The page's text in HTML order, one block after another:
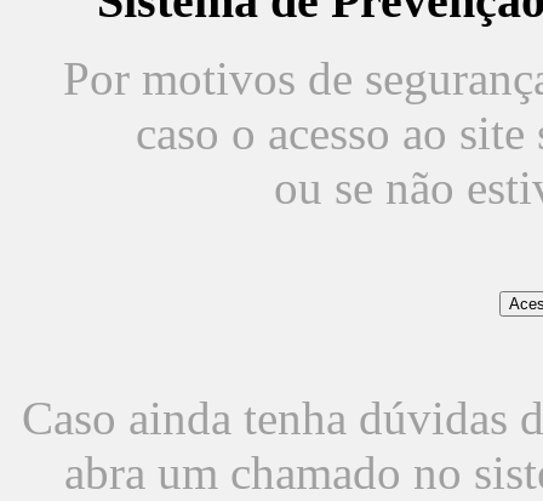
Por motivos de
caso o acesso ao
ou se não
Caso ainda tenha dúvidas
abra um chamado no